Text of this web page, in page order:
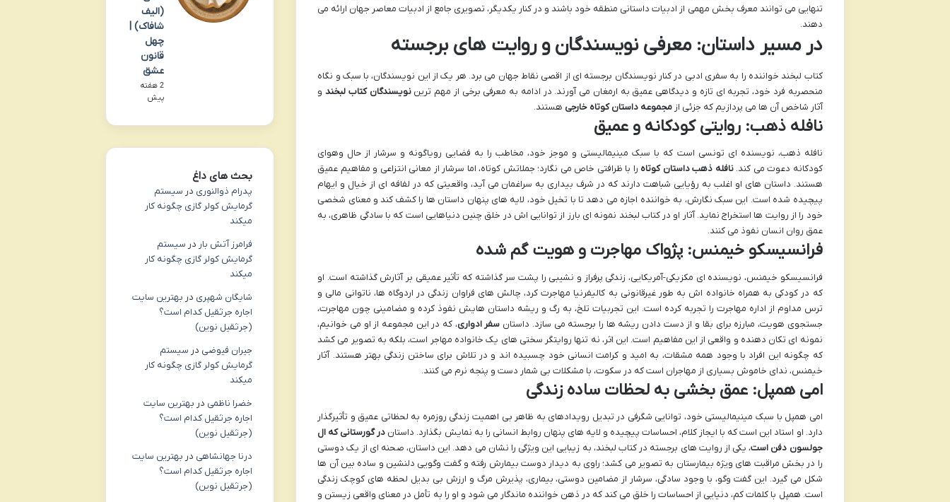
تنهایی می توانند معرف بخش مهمی از ادبیات داستانی منطقه خود باشند و در کنار یکدیگر، تصویری جامع از ادبیات معاصر جهان ارائه می
دهند.
در مسیر داستان: معرفی نویسندگان و روایت های برجسته
کتاب لبخند خواننده را به سفری ادبی در کنار نویسندگان برجسته ای از اقصی نقاط جهان می برد. هر یک از این نویسندگان، با سبک و نگاه
منحصربه فرد خود، تجربه ای تازه و دیدگاهی عمیق به ارمغان می آورند. در ادامه به معرفی برخی از مهم تریننویسندگان کتاب لبخند و
آثار شاخص آن ها می پردازیم که جزئی ازمجموعه داستان کوتاه خارجی هستند.
نافله ذهب: روایتی کودکانه و عمیق
نافله ذهب، نویسنده ای تونسی است که با سبک مینیمالیستی و موجز خود، مخاطب را به فضایی رویاگونه و سرشار از حال وهوای
کودکانه دعوت می کند.نافله ذهب داستان کوتاه را با ظرافتی خاص می نگارد؛ جملاتش کوتاه، اما سرشار از معانی انتزاعی و مفاهیم عمیق
هستند. داستان های او اغلب به رؤیایی شباهت دارند که در شرف بیداری به سراغمان می آید، واقعیتی که در لفافه ای از خیال و ایهام
پیچیده شده است. این سبک نگارش، به خواننده اجازه می دهد تا با تخیل خود، لایه های پنهان داستان ها را کشف کند و معنای شخصی
خود را از روایت ها استخراج نماید. آثار او در کتاب لبخند نمونه ای بارز از توانایی اش در خلق چنین دنیاهایی است که با سادگی ظاهری، به
عمق روان انسان نفوذ می کنند.
فرانسیسکو خیمنس: پژواک مهاجرت و هویت گم شده
فرانسیسکو خیمنس، نویسنده ای مکزیکی-آمریکایی، زندگی پرفراز و نشیبی را پشت سر گذاشته که تأثیر عمیقی بر آثارش گذاشته است. او
که در کودکی به همراه خانواده اش به طور غیرقانونی به کالیفرنیا مهاجرت کرد، چالش های فراوان زندگی در اردوگاه ها، ناتوانی مالی و
ترس مداوم از اداره مهاجرت را تجربه کرده است. این تجربیات تلخ، به رگ و ریشه داستان هایش نفوذ کرده و مضامینی چون مهاجرت،
جستجوی هویت، مبارزه برای بقا و از دست دادن ریشه ها را برجسته می سازد. داستان سفر ادواری، که در این مجموعه از او می خوانیم،
نمونه ای تکان دهنده و واقعی از این مفاهیم است. این اثر، نه تنها روایتگر سختی های یک خانواده مهاجر است، بلکه به تصویر می کشد
که چگونه این افراد با وجود همه مشقات، به امید و کرامت انسانی خود چسبیده اند و در تلاش برای ساختن زندگی بهتر هستند. آثار
خیمنس، ندای خاموش بسیاری از مهاجران است که در سکوت، با مشکلات بی شمار دست و پنجه نرم می کنند.
امی همپل: عمق بخشی به لحظات ساده زندگی
امی همپل با سبک مینیمالیستی خود، توانایی شگرفی در تبدیل رویدادهای به ظاهر بی اهمیت زندگی روزمره به لحظاتی عمیق و تأثیرگذار
دارد. او استاد این است که با ایجاز کلام، احساسات پیچیده و لایه های پنهان روابط انسانی را به نمایش بگذارد. داستان در گورستانی که ال
جولسون دفن است، یکی از روایت های برجسته در کتاب لبخند، به زیبایی این ویژگی را نشان می دهد. این داستان، صحنه ای از یک دوستی
را در بخش مراقبت های ویژه بیمارستان به تصویر می کشد؛ راوی به دیدار دوست بیمارش رفته و گفت وگویی دلنشین و ساده بین آن ها
شکل می گیرد. این گفت وگو، با وجود سادگی، سرشار از مضامین دوستی، بیماری، پذیرش مرگ و ارزش بی بدیل لحظه های کوچک زندگی
است. همپل با کلمات کم، دنیایی از احساسات را خلق می کند که در ذهن خواننده ماندگار می شود و او را به تأمل در معنای واقعی زیستن و
(الیف
شافاک) |
چهل
قانون
عشق
2 هفته
پیش
بحث های داغ
پدرام ذوالنوری در سیستم
گرمایش کولر گازی چگونه کار
میکند
فرامرز آتش بار در سیستم
گرمایش کولر گازی چگونه کار
میکند
شایگان شهپری در بهترین سایت
اجاره جرثقیل کدام است؟
(جرثقیل نوین)
جیران فیوضی در سیستم
گرمایش کولر گازی چگونه کار
میکند
خضرا ناظمی در بهترین سایت
اجاره جرثقیل کدام است؟
(جرثقیل نوین)
درنا جهانشاهی در بهترین سایت
اجاره جرثقیل کدام است؟
(جرثقیل نوین)